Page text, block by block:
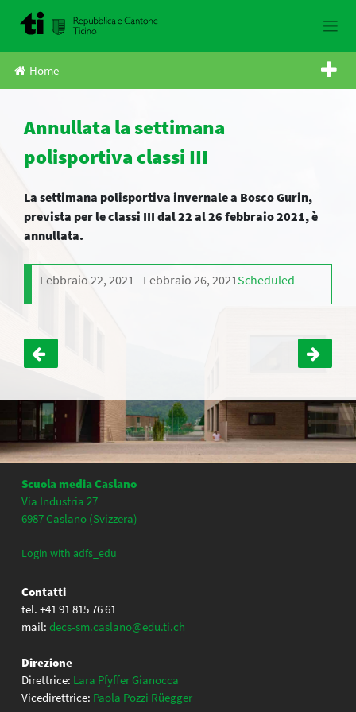
Home
Annullata la settimana
polisportiva classi III
La settimana polisportiva invernale a Bosco Gurin,
prevista per le classi III dal 22 al 26 febbraio 2021, è
annullata.
Febbraio 22, 2021 Febbraio 26, 2021Scheduled
Navigazione
articoli
Scuola media Caslano
Via Industria 27
6987 Caslano (Svizzera)
Login with adfs_edu
Contatti
tel. +41 91 815 76 61
mail: decs-sm.caslano@edu.ti.ch
Direzione
Direttrice: Lara Pfyffer Gianocca
Vicedirettrice: Paola Pozzi Rüegger